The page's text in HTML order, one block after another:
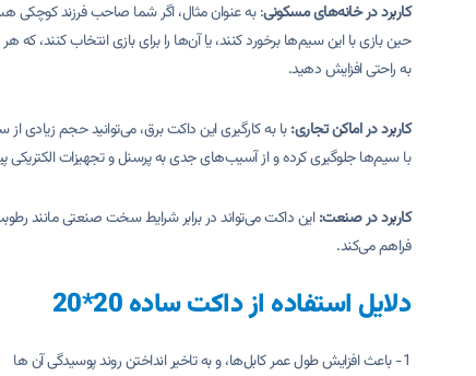
کاربرد در خانه‌های مسکونی: به عنوان مثال، اگر شما صاحب فرزند کوچکی
به راحتی افزایش دهید.
کاربرد در اماکن تجاری:با به کارگیری این داکت برق، می‌توانید حجم زیادی
با سیم‌ها جلوگیری کرده و از آسیب‌های جدی به پرسنل و تجهیزات الکتریکی
کاربرد در صنعت:این داکت می‌تواند در برابر شرایط سخت صنعتی مانند
فراهم می‌کند.
دلایل استفاده از داکت ساده 20*20
1- باعث افزایش طول عمر کابل‌ها، و به تاخیر انداختن روند پوسیدگی آن ها